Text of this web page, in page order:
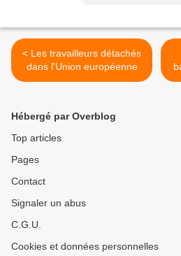
< Les travailleurs détachés
dans l'Union européenne
Hébergé par Overblog
Top articles
Pages
Contact
Signaler un abus
C.G.U.
Cookies et données personnelles